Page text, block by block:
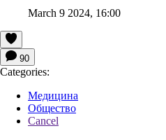
March 9 2024, 16:00
90
Categories:
Медицина
Общество
Cancel